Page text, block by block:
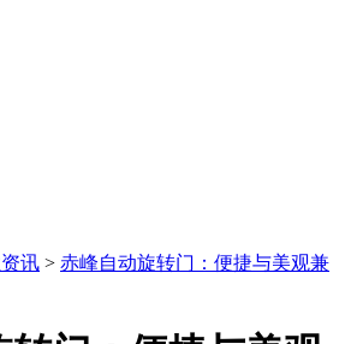
讯 > 赤峰自动旋转门：便捷与美观兼